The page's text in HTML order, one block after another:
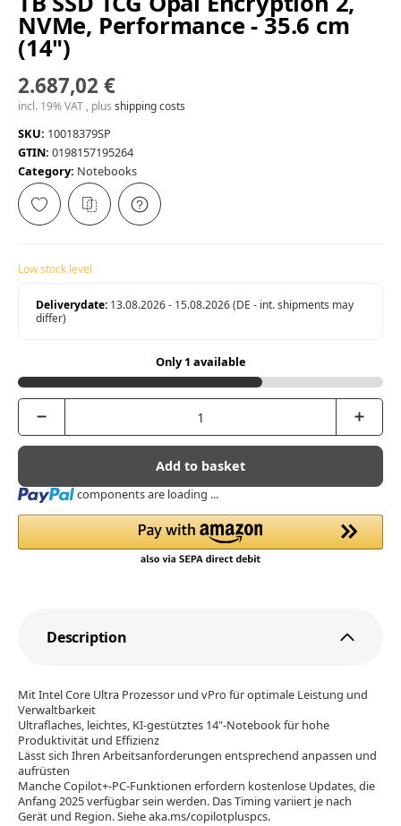
NVMe, Performance - 35.6 cm
(14")
2.687,02 €
incl. 19% VAT , plus shipping costs
SKU: 10018379SP
GTIN: 0198157195264
Category: Notebooks
Low stock level
Deliverydate: 13.08.2026 - 15.08.2026(DE - int. shipments may
differ)
Only 1 available
Add to basket
Loading... components are loading ...
Description
Mit Intel Core Ultra Prozessor und vPro für optimale Leistung und
Verwaltbarkeit
Ultraflaches, leichtes, KI-gestütztes 14"-Notebook für hohe
Produktivität und Effizienz
Lässt sich Ihren Arbeitsanforderungen entsprechend anpassen und
aufrüsten
Manche Copilot+-PC-Funktionen erfordern kostenlose Updates, die
Anfang 2025 verfügbar sein werden. Das Timing variiert je nach
Gerät und Region. Siehe aka.ms/copilotpluspcs.